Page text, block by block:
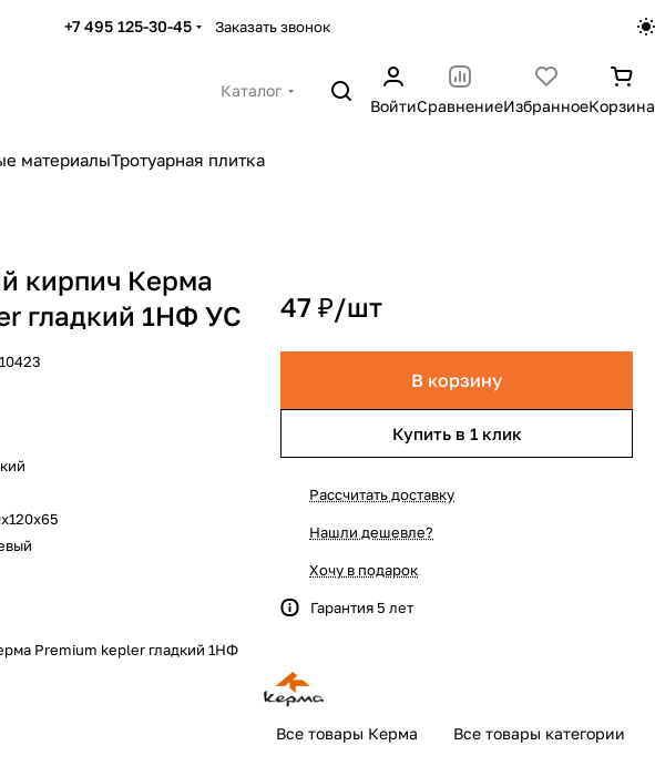
+7 495 125-30-45 Заказать звонок
Каталог
ВойтиСравнениеИзбранноеКорзина
материалыТротуарная плитка
кирпич Керма
гладкий 1НФ УС
Premium kepler гладкий 1НФ
47 ₽/шт
В корзину
Купить в 1 клик
Рассчитать доставку
Нашли дешевле?
Хочу в подарок
Гарантия 5 лет
Все товары Керма Все товары категории